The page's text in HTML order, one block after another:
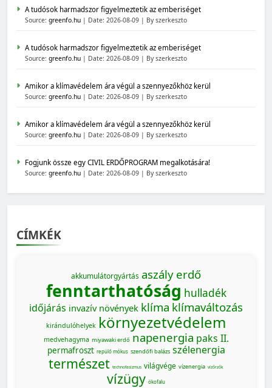
A tudósok harmadszor figyelmeztetik az emberiséget
Source: greenfo.hu Date: 2026-08-09 By szerkeszto
A tudósok harmadszor figyelmeztetik az emberiséget
Source: greenfo.hu Date: 2026-08-09 By szerkeszto
Amikor a klímavédelem ára végül a szennyezőkhöz kerül
Source: greenfo.hu Date: 2026-08-09 By szerkeszto
Amikor a klímavédelem ára végül a szennyezőkhöz kerül
Source: greenfo.hu Date: 2026-08-09 By szerkeszto
Fogjunk össze egy CIVIL ERDŐPROGRAM megalkotására!
Source: greenfo.hu Date: 2026-08-09 By szerkeszto
CÍMKÉK
akkumulátorgyártás aszály erdő
fenntarthatóság hulladék
időjárás invazív növények klíma klímaváltozás
kirándulóhelyek környezetvédelem
medvehagyma miyawaki erdő napenergia paks II.
permafroszt repülő mókus szendőfi balázs szélenergia
természet technofasizmus világvége vízenergia vízőrzők
vízügy ökofalu